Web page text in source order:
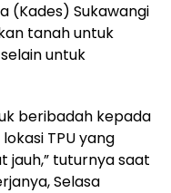
(Kades) Sukawangi
tanah untuk
untuk
beribadah kepada
TPU yang
jauh,” tuturnya saat
Selasa